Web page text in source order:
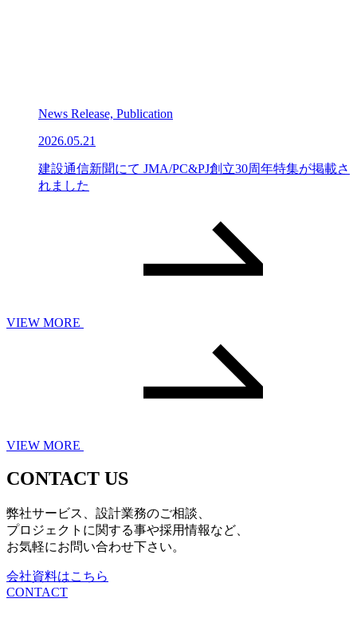
News Release, Publication
2026.05.21
建設通信新聞にて JMA/PC&PJ創立30周年特集が掲載さ
れました
VIEW MORE
VIEW MORE
CONTACT US
弊社サービス、設計業務のご相談、
プロジェクトに関する事や採用情報など、
お気軽にお問い合わせ下さい。
会社資料はこちら
CONTACT